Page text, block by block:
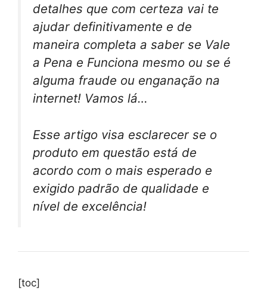
detalhes que com certeza vai te
ajudar definitivamente e de
maneira completa a saber se Vale
a Pena e Funciona mesmo ou se é
alguma fraude ou enganação na
internet! Vamos lá…
Esse artigo visa esclarecer se o
produto em questão está de
acordo com o mais esperado e
exigido padrão de qualidade e
nível de excelência!
[toc]